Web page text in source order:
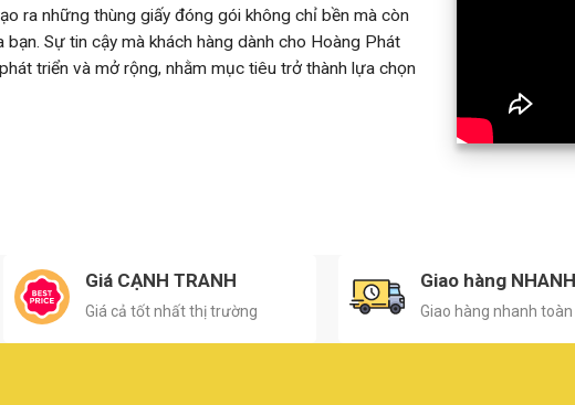
ra những thùng giấy đóng gói không chỉ bền mà còn
Sự tin cậy mà khách hàng dành cho Hoàng Phát
triển và mở rộng, nhằm mục tiêu trở thành lựa chọn
Giá CẠNH TRANH
Giá cả tốt nhất thị trường
Giao hàng NHANH
Giao hàng nhanh